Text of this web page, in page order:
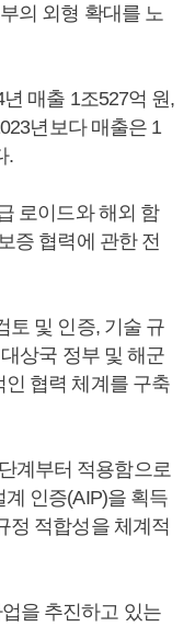
의 외형 확대를 노
매출 1조527억 원,
년보다 매출은 1
.
로이드와 해외 함
증 협력에 관한 전
토 및 인증, 기술 규
상국 정부 및 해군
협력 체계를 구축
계부터 적용함으로
인증(AIP)을 획득
정 적합성을 체계적
을 추진하고 있는